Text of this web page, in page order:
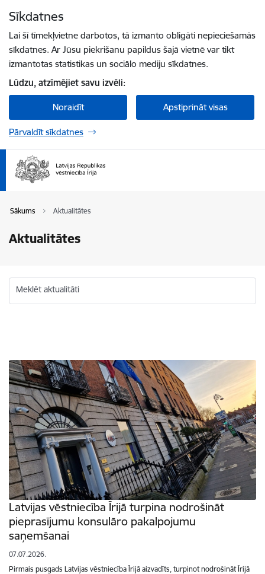
Sīkdatnes
Lai šī tīmekļvietne darbotos, tā izmanto obligāti nepieciešamās
sīkdatnes. Ar Jūsu piekrišanu papildus šajā vietnē var tikt
izmantotas statistikas un sociālo mediju sīkdatnes.
Lūdzu, atzīmējiet savu izvēli:
Noraidīt Apstiprināt visas
Pārvaldīt sīkdatnes
Sākums Aktualitātes
Aktualitātes
Meklēt aktualitāti
Latvijas vēstniecība Īrijā turpina nodrošināt
pieprasījumu konsulāro pakalpojumu
saņemšanai
07.07.2026.
Pirmais pusgads Latvijas vēstniecība Īrijā aizvadīts, turpinot nodrošināt Īrijā